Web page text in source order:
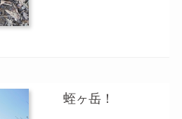
蛭ヶ岳！